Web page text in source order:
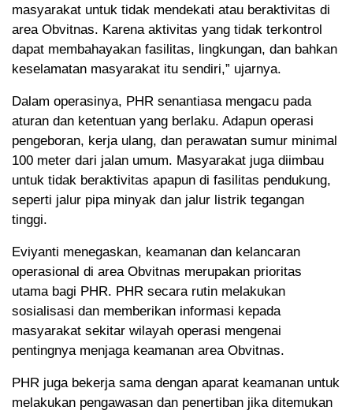
masyarakat untuk tidak mendekati atau beraktivitas di
area Obvitnas. Karena aktivitas yang tidak terkontrol
dapat membahayakan fasilitas, lingkungan, dan bahkan
keselamatan masyarakat itu sendiri,” ujarnya.
Dalam operasinya, PHR senantiasa mengacu pada
aturan dan ketentuan yang berlaku. Adapun operasi
pengeboran, kerja ulang, dan perawatan sumur minimal
100 meter dari jalan umum. Masyarakat juga diimbau
untuk tidak beraktivitas apapun di fasilitas pendukung,
seperti jalur pipa minyak dan jalur listrik tegangan
tinggi.
Eviyanti menegaskan, keamanan dan kelancaran
operasional di area Obvitnas merupakan prioritas
utama bagi PHR. PHR secara rutin melakukan
sosialisasi dan memberikan informasi kepada
masyarakat sekitar wilayah operasi mengenai
pentingnya menjaga keamanan area Obvitnas.
PHR juga bekerja sama dengan aparat keamanan untuk
melakukan pengawasan dan penertiban jika ditemukan